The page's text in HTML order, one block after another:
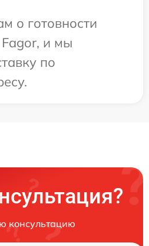
о готовности
и мы
по
консультацию